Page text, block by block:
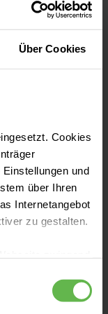
Über Cookies
Cookies
und
über Ihren
Internetangebot
zu gestalten.
von Aue
mit